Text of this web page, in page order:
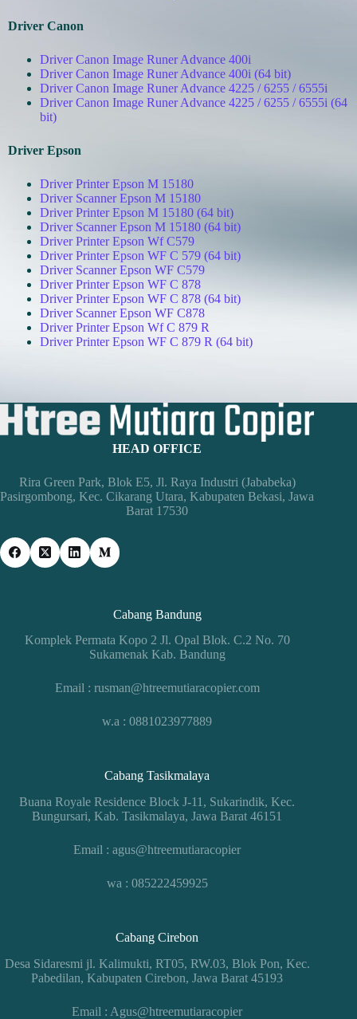
Driver Canon
Driver Canon Image Runer Advance 400i
Driver Canon Image Runer Advance 400i (64 bit)
Driver Canon Image Runer Advance 4225 / 6255 / 6555i
Driver Canon Image Runer Advance 4225 / 6255 / 6555i (64
bit)
Driver Epson
Driver Printer Epson M 15180
Driver Scanner Epson M 15180
Driver Printer Epson M 15180 (64 bit)
Driver Scanner Epson M 15180 (64 bit)
Driver Printer Epson Wf C579
Driver Printer Epson WF C 579 (64 bit)
Driver Scanner Epson WF C579
Driver Printer Epson WF C 878
Driver Printer Epson WF C 878 (64 bit)
Driver Scanner Epson WF C878
Driver Printer Epson Wf C 879 R
Driver Printer Epson WF C 879 R (64 bit)
HEAD OFFICE
Rira Green Park, Blok E5, Jl. Raya Industri (Jababeka)
Pasirgombong, Kec. Cikarang Utara, Kabupaten Bekasi, Jawa
Barat 17530
Cabang Bandung
Komplek Permata Kopo 2 Jl. Opal Blok. C.2 No. 70
Sukamenak Kab. Bandung
Email : rusman@htreemutiaracopier.com
w.a : 0881023977889
Cabang Tasikmalaya
Buana Royale Residence Block J-11, Sukarindik, Kec.
Bungursari, Kab. Tasikmalaya, Jawa Barat 46151
Email : agus@htreemutiaracopier
wa : 085222459925
Cabang Cirebon
Desa Sidaresmi jl. Kalimukti, RT05, RW.03, Blok Pon, Kec.
Pabedilan, Kabupaten Cirebon, Jawa Barat 45193
Email : Agus@htreemutiaracopier